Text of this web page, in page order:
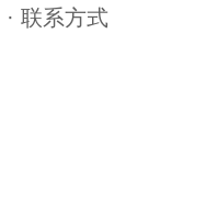
联系方式